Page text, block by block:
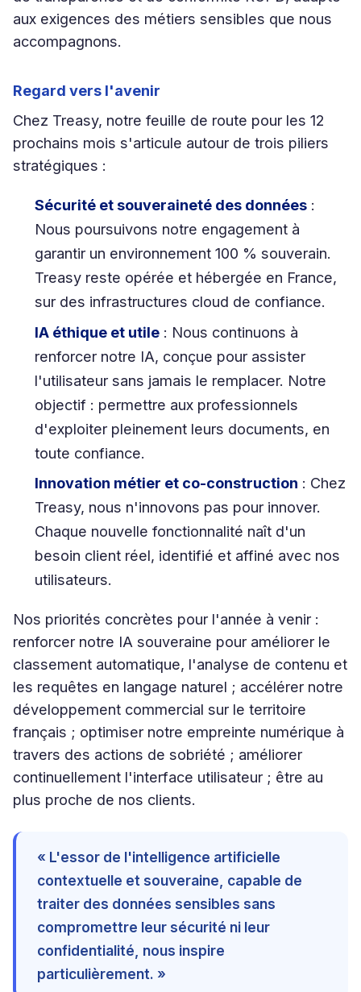
aux exigences des métiers sensibles que nous
accompagnons.
Regard vers l'avenir
Chez Treasy, notre feuille de route pour les 12
prochains mois s'articule autour de trois piliers
stratégiques :
Sécurité et souveraineté des données :
Nous poursuivons notre engagement à
garantir un environnement 100 % souverain.
Treasy reste opérée et hébergée en France,
sur des infrastructures cloud de confiance.
IA éthique et utile : Nous continuons à
renforcer notre IA, conçue pour assister
l'utilisateur sans jamais le remplacer. Notre
objectif : permettre aux professionnels
d'exploiter pleinement leurs documents, en
toute confiance.
Innovation métier et co-construction : Chez
Treasy, nous n'innovons pas pour innover.
Chaque nouvelle fonctionnalité naît d'un
besoin client réel, identifié et affiné avec nos
utilisateurs.
Nos priorités concrètes pour l'année à venir :
renforcer notre IA souveraine pour améliorer le
classement automatique, l'analyse de contenu et
les requêtes en langage naturel ; accélérer notre
développement commercial sur le territoire
français ; optimiser notre empreinte numérique à
travers des actions de sobriété ; améliorer
continuellement l'interface utilisateur ; être au
plus proche de nos clients.
« L'essor de l'intelligence artificielle
contextuelle et souveraine, capable de
traiter des données sensibles sans
compromettre leur sécurité ni leur
confidentialité, nous inspire
particulièrement. »